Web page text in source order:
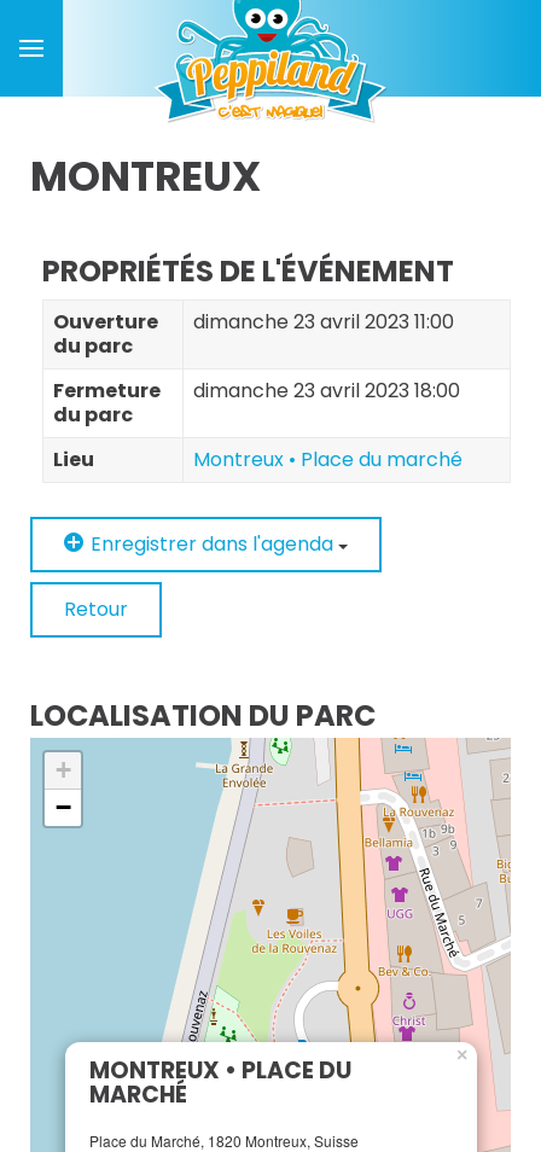
MONTREUX
PROPRIÉTÉS DE L'ÉVÉNEMENT
Ouverture
du parc
dimanche 23 avril 2023 11:00
Fermeture
du parc
dimanche 23 avril 2023 18:00
Lieu Montreux • Place du marché
Enregistrer dans l'agenda
Retour
LOCALISATION DU PARC
MONTREUX • PLACE DU
MARCHÉ
Place du Marché, 1820 Montreux, Suisse
×
+
−